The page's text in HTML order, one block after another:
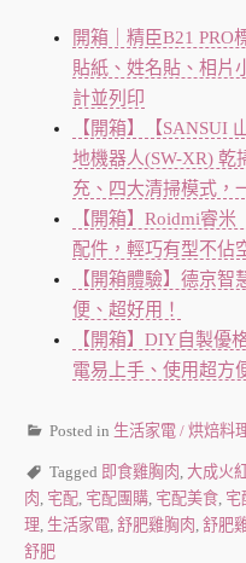
開箱｜精臣B21 PRO
貼紙、姓名貼、相片
計並列印
【開箱】【SANSUI
地機器人(SW-XR) 乾
充、四大清掃模式，
【開箱】Roidmi睿
配件，輕巧有型不佔
【開箱體驗】德京
便、超好用！
【開箱】DIY自製優
電易上手、使用超方
Posted in 生活家電 / 烘焙料
Tagged 即食雞胸肉 , 大成火
肉 , 宅配, 宅配團購, 宅配美食, 宅
理, 生活家電, 舒肥雞胸肉 , 舒肥
舒肥